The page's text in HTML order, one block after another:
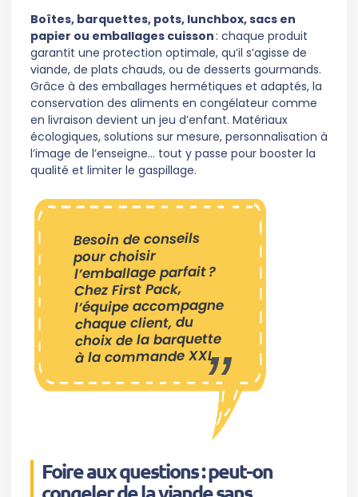
Boîtes, barquettes, pots, lunchbox, sacs en
papier ou emballages cuisson : chaque produit
garantit une protection optimale, qu’il s’agisse de
viande, de plats chauds, ou de desserts gourmands.
Grâce à des emballages hermétiques et adaptés, la
conservation des aliments en congélateur comme
en livraison devient un jeu d’enfant. Matériaux
écologiques, solutions sur mesure, personnalisation à
l’image de l’enseigne… tout y passe pour booster la
qualité et limiter le gaspillage.
Besoin de conseils
pour choisir
l’emballage parfait ?
Chez First Pack,
l’équipe accompagne
chaque client, du
choix de la barquette
à la commande XXL.
Foire aux questions : peut-on